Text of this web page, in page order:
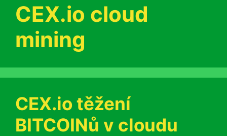
CEX.io cloud
mining
CEX.io těžení
BITCOINů v cloudu